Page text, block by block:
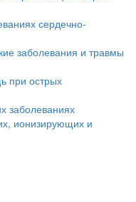
сердечно-
заболевания и травмы
при острых
заболеваниях
ионизирующих и